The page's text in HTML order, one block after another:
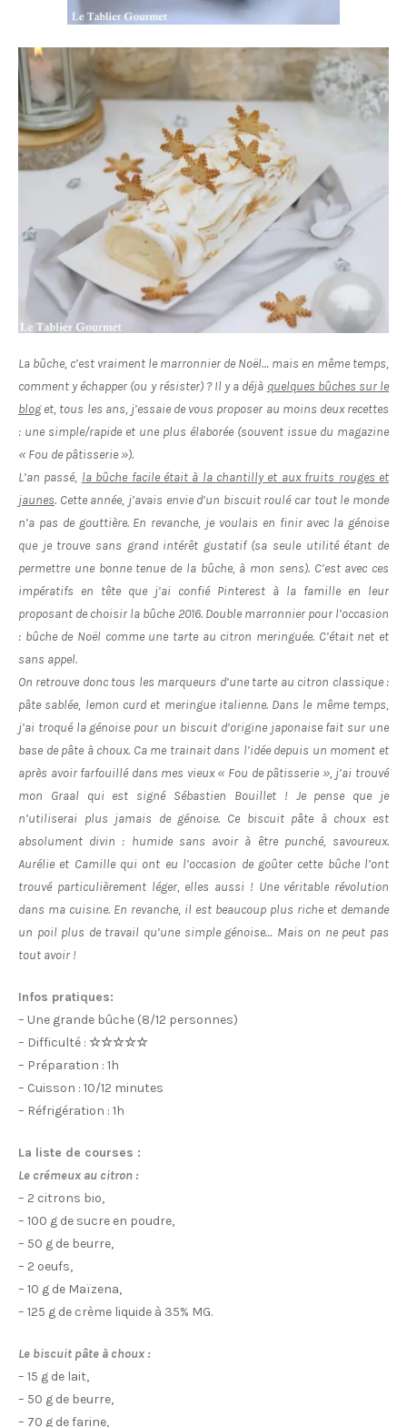
La bûche, c’est vraiment le marronnier de Noël… mais en même temps,
comment y échapper (ou y résister) ? Il y a déjà quelques bûches sur le
bloget, tous les ans, j’essaie de vous proposer au moins deux recettes
: une simple/rapide et une plus élaborée (souvent issue du magazine
« Fou de pâtisserie »).
L’an passé, la bûche facile était à la chantilly et aux fruits rouges et
jaunes. Cette année, j’avais envie d’un biscuit roulé car tout le monde
n’a pas de gouttière. En revanche, je voulais en finir avec la génoise
que je trouve sans grand intérêt gustatif (sa seule utilité étant de
permettre une bonne tenue de la bûche, à mon sens). C’est avec ces
impératifs en tête que j’ai confié Pinterest à la famille en leur
proposant de choisir la bûche 2016. Double marronnier pour l’occasion
: bûche de Noël comme une tarte au citron meringuée. C’était net et
sans appel.
On retrouve donc tous les marqueurs d’une tarte au citron classique :
pâte sablée, lemon curd et meringue italienne. Dans le même temps,
j’ai troqué la génoise pour un biscuit d’origine japonaise fait sur une
base de pâte à choux. Ca me trainait dans l’idée depuis un moment et
après avoir farfouillé dans mes vieux « Fou de pâtisserie », j’ai trouvé
mon Graal qui est signé Sébastien Bouillet ! Je pense que je
n’utiliserai plus jamais de génoise. Ce biscuit pâte à choux est
absolument divin : humide sans avoir à être punché, savoureux.
Aurélie et Camille qui ont eu l’occasion de goûter cette bûche l’ont
trouvé particulièrement léger, elles aussi ! Une véritable révolution
dans ma cuisine. En revanche, il est beaucoup plus riche et demande
un poil plus de travail qu’une simple génoise… Mais on ne peut pas
tout avoir !
Infos pratiques:
– Une grande bûche (8/12 personnes)
– Difficulté : ☆☆☆☆☆
– Préparation : 1h
– Cuisson : 10/12 minutes
– Réfrigération : 1h
La liste de courses :
Le crémeux au citron :
– 2 citrons bio,
– 100 g de sucre en poudre,
– 50 g de beurre,
– 2 oeufs,
– 10 g de Maïzena,
– 125 g de crème liquide à 35% MG.
Le biscuit pâte à choux :
– 15 g de lait,
– 50 g de beurre,
– 70 g de farine,